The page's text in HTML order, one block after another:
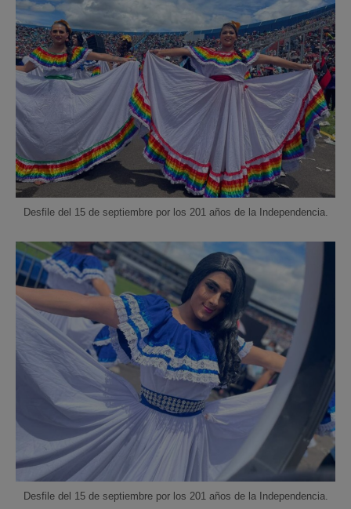
Desfile del 15 de septiembre por los 201 años de la Independencia.
Desfile del 15 de septiembre por los 201 años de la Independencia.